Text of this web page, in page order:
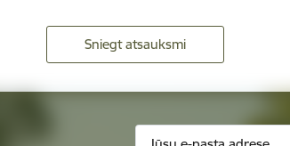
Sniegt atsauksmi